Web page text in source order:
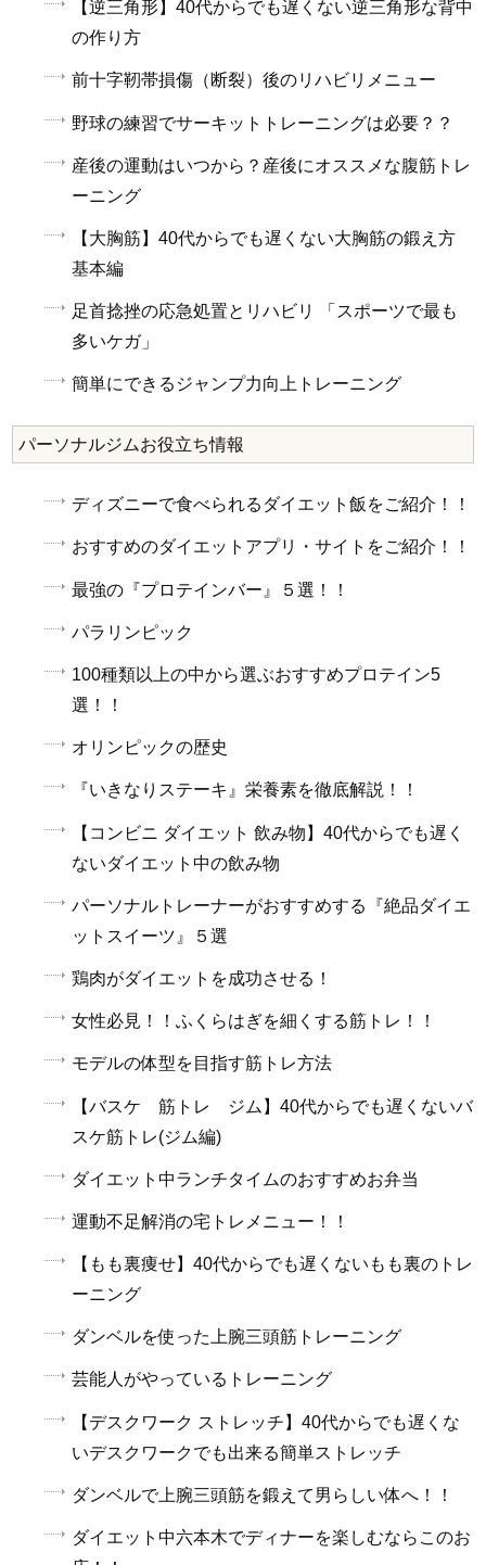
【逆三角形】40代からでも遅くない逆三角形な背中
の作り方
前十字靭帯損傷（断裂）後のリハビリメニュー
野球の練習でサーキットトレーニングは必要？？
産後の運動はいつから？産後にオススメな腹筋トレ
ーニング
【大胸筋】40代からでも遅くない大胸筋の鍛え方
基本編
足首捻挫の応急処置とリハビリ 「スポーツで最も
多いケガ」
簡単にできるジャンプ力向上トレーニング
パーソナルジムお役立ち情報
ディズニーで食べられるダイエット飯をご紹介！！
おすすめのダイエットアプリ・サイトをご紹介！！
最強の『プロテインバー』５選！！
パラリンピック
100種類以上の中から選ぶおすすめプロテイン5
選！！
オリンピックの歴史
『いきなりステーキ』栄養素を徹底解説！！
【コンビニ ダイエット 飲み物】40代からでも遅く
ないダイエット中の飲み物
パーソナルトレーナーがおすすめする『絶品ダイエ
ットスイーツ』５選
鶏肉がダイエットを成功させる！
女性必見！！ふくらはぎを細くする筋トレ！！
モデルの体型を目指す筋トレ方法
【バスケ 筋トレ ジム】40代からでも遅くないバ
スケ筋トレ(ジム編)
ダイエット中ランチタイムのおすすめお弁当
運動不足解消の宅トレメニュー！！
【もも裏痩せ】40代からでも遅くないもも裏のトレ
ーニング
ダンベルを使った上腕三頭筋トレーニング
芸能人がやっているトレーニング
【デスクワーク ストレッチ】40代からでも遅くな
いデスクワークでも出来る簡単ストレッチ
ダンベルで上腕三頭筋を鍛えて男らしい体へ！！
ダイエット中六本木でディナーを楽しむならこのお